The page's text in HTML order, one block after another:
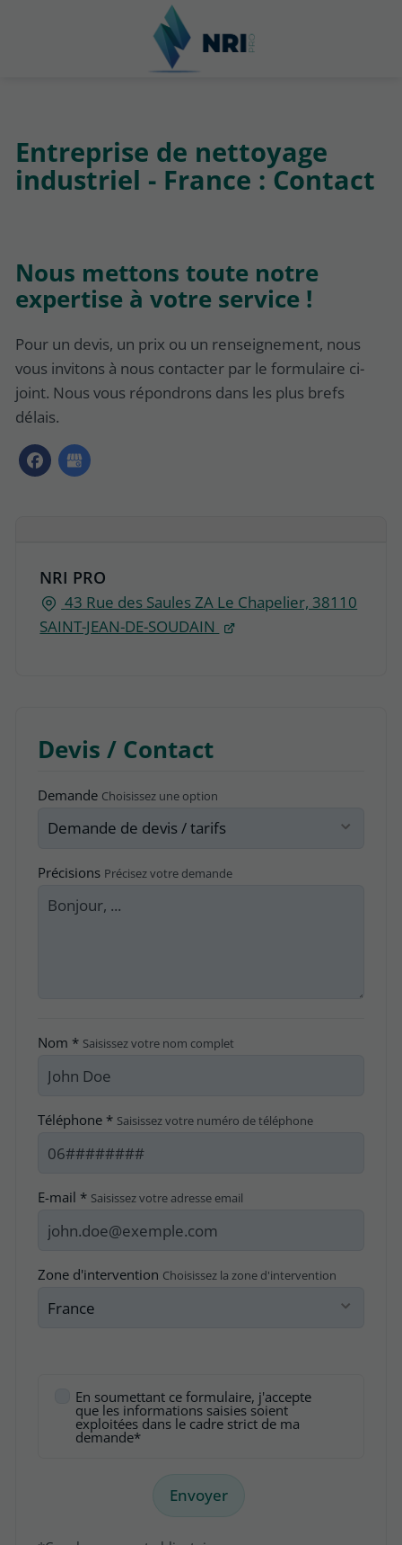
Entreprise de nettoyage
industriel - France : Contact
Nous mettons toute notre
expertise à votre service !
Pour un devis, un prix ou un renseignement, nous
vous invitons à nous contacter par le formulaire ci-
joint. Nous vous répondrons dans les plus brefs
délais.
NRI PRO
43 Rue des Saules ZA Le Chapelier, 38110
SAINT-JEAN-DE-SOUDAIN
Devis / Contact
Demande Choisissez une option
Précisions Précisez votre demande
Nom * Saisissez votre nom complet
Téléphone * Saisissez votre numéro de téléphone
E-mail * Saisissez votre adresse email
Zone d'intervention Choisissez la zone d'intervention
En soumettant ce formulaire, j'accepte
que les informations saisies soient
exploitées dans le cadre strict de ma
demande*
Envoyer